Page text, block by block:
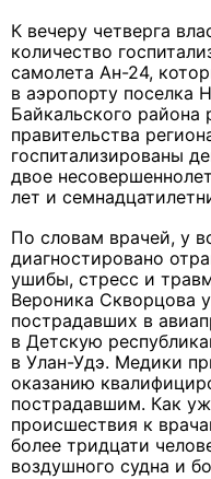
К вечеру четверга
количество
самолета Ан-24,
в аэропорту поселка
Байкальского
правительства
госпитализированы
двое
лет и
По словам врачей, у
диагностировано
ушибы, стресс и
Вероника Скворцова
пострадавших в
в Детскую
в Улан-Удэ. Медики
оказанию
пострадавшим. Как
происшествия к
более тридцати
воздушного судна и